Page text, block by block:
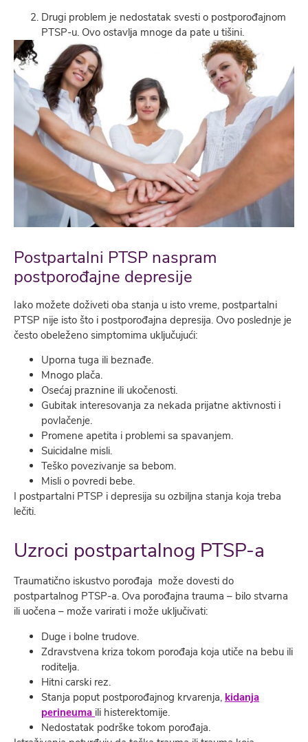
Drugi problem je nedostatak svesti o postporođajnom
PTSP-u. Ovo ostavlјa mnoge da pate u tišini.
Postpartalni PTSP naspram
postporođajne depresije
Iako možete doživeti oba stanja u isto vreme, postpartalni
PTSP nije isto što i postporođajna depresija. Ovo poslednje je
često obeleženo simptomima uklјučujući:
Uporna tuga ili beznađe.
Mnogo plača.
Osećaj praznine ili ukočenosti.
Gubitak interesovanja za nekada prijatne aktivnosti i
povlačenje.
Promene apetita i problemi sa spavanjem.
Suicidalne misli.
Teško povezivanje sa bebom.
Misli o povredi bebe.
I postpartalni PTSP i depresija su ozbilјna stanja koja treba
lečiti.
Uzroci postpartalnog PTSP-a
Traumatično iskustvo porođaja može dovesti do
postpartalnog PTSP-a. Ova porođajna trauma – bilo stvarna
ili uočena – može varirati i može uklјučivati:
Duge i bolne trudove.
Zdravstvena kriza tokom porođaja koja utiče na bebu ili
roditelјa.
Hitni carski rez.
Stanja poput postporođajnog krvarenja, kidanja
perineuma ili histerektomije.
Nedostatak podrške tokom porođaja.